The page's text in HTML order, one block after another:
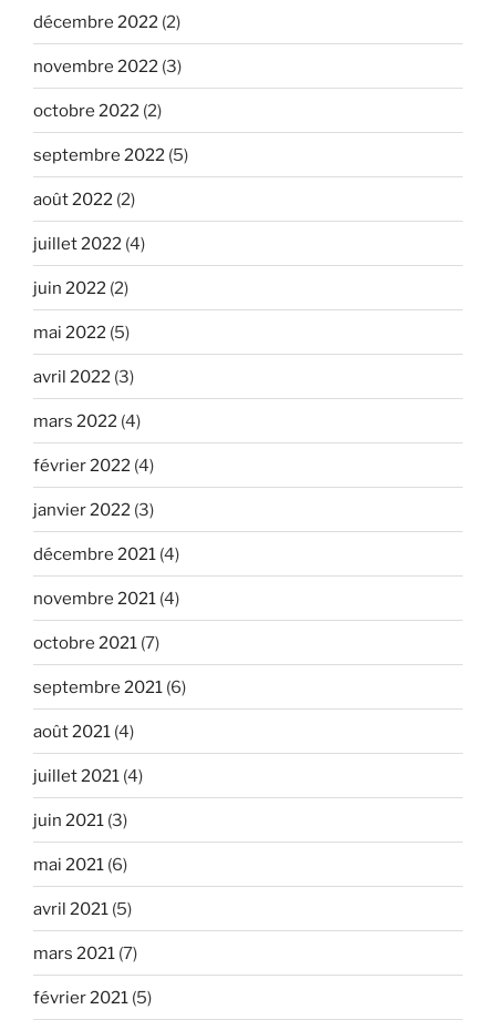
décembre 2022 (2)
novembre 2022 (3)
octobre 2022 (2)
septembre 2022 (5)
août 2022 (2)
juillet 2022 (4)
juin 2022 (2)
mai 2022 (5)
avril 2022 (3)
mars 2022 (4)
février 2022 (4)
janvier 2022 (3)
décembre 2021 (4)
novembre 2021 (4)
octobre 2021 (7)
septembre 2021 (6)
août 2021 (4)
juillet 2021 (4)
juin 2021 (3)
mai 2021 (6)
avril 2021 (5)
mars 2021 (7)
février 2021 (5)